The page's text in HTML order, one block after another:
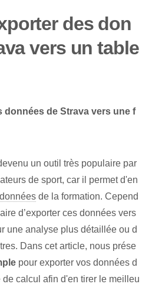
des don
vers un table
données de Strava vers une f
un outil très populaire par
de sport, car il permet d'en
de la formation. Cepend
d’exporter ces données vers
une analyse plus détaillée ou d
Dans cet⁤ article, nous prése
pour exporter vos données d
calcul afin d'en tirer le meilleu